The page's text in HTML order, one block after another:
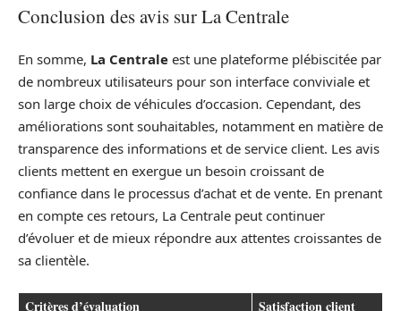
Conclusion des avis sur La Centrale
En somme, La Centrale est une plateforme plébiscitée par
de nombreux utilisateurs pour son interface conviviale et
son large choix de véhicules d’occasion. Cependant, des
améliorations sont souhaitables, notamment en matière de
transparence des informations et de service client. Les avis
clients mettent en exergue un besoin croissant de
confiance dans le processus d’achat et de vente. En prenant
en compte ces retours, La Centrale peut continuer
d’évoluer et de mieux répondre aux attentes croissantes de
sa clientèle.
Critères d’évaluation Satisfaction client